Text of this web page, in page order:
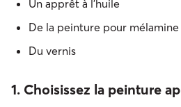
Un apprêt à l’huile
De la peinture pour mélamine
Du vernis
1. Choisissez la peinture